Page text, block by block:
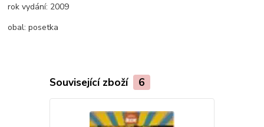
rok vydání: 2009
obal: posetka
Související zboží 6